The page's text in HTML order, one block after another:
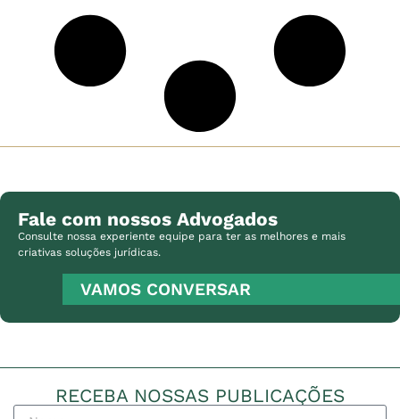
Fale com nossos Advogados
Consulte nossa experiente equipe para ter as melhores e mais
criativas soluções jurídicas.
VAMOS CONVERSAR
RECEBA NOSSAS PUBLICAÇÕES